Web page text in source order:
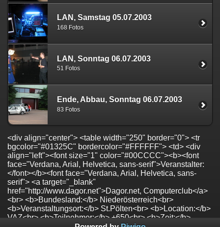
LAN, Samstag 05.07.2003
168 Fotos
LAN, Sonntag 06.07.2003
51 Fotos
Ende, Abbau, Sonntag 06.07.2003
83 Fotos
<div align="center"> <table width="250" border="0"> <tr
bgcolor="#01325C" bordercolor="#FFFFFF"> <td> <div
align="left"><font size="1" color="#00CCCC"><b><font
face="Verdana, Arial, Helvetica, sans-serif">Veranstalter:
</font></b><font face="Verdana, Arial, Helvetica, sans-
serif"> <a target="_blank"
href="http://www.dagor.net">Dagor.net, Computerclub</a>
<br> <b>Bundesland:</b> Niederösterreich<br>
<b>Veranstaltungsort:</b> St.Pölten<br> <b>Location:</b>
VAZ<br> <b>Teilnehmer:</b> +650<br> <b>Zeit:</b>